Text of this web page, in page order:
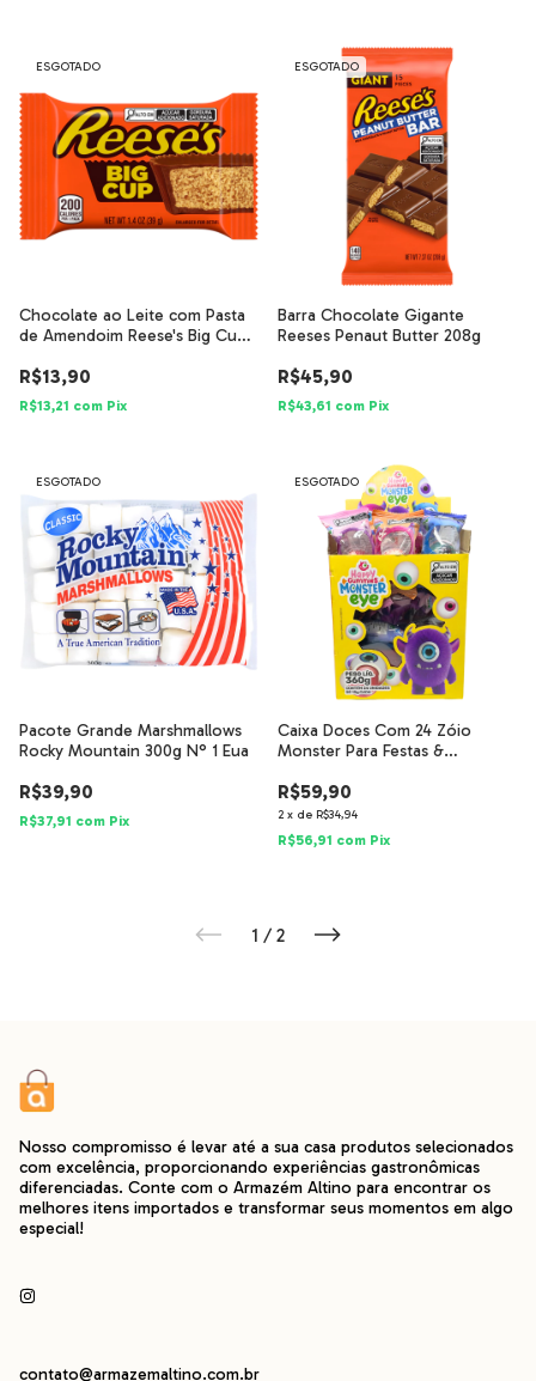
ESGOTADO
Chocolate ao Leite com Pasta
de Amendoim Reese's Big Cup
R$13,90
R$13,21 com Pix
ESGOTADO
Barra Chocolate Gigante
Reeses Penaut Butter 208g
R$45,90
R$43,61 com Pix
ESGOTADO
Pacote Grande Marshmallows
Rocky Mountain 300g N° 1 Eua
R$39,90
R$37,91 com Pix
ESGOTADO
Caixa Doces Com 24 Zóio
Monster Para Festas &
R$59,90
2 x de R$34,94
R$56,91 com Pix
1 / 2
Nosso compromisso é levar até a sua casa produtos selecionados
com excelência, proporcionando experiências gastronômicas
diferenciadas. Conte com o Armazém Altino para encontrar os
melhores itens importados e transformar seus momentos em algo
especial!
contato@armazemaltino.com.br